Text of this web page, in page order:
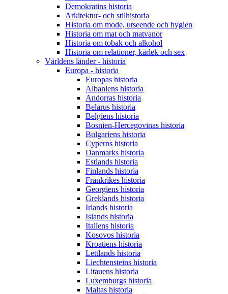
Demokratins historia
Arkitektur- och stilhistoria
Historia om mode, utseende och hygien
Historia om mat och matvanor
Historia om tobak och alkohol
Historia om relationer, kärlek och sex
Världens länder - historia
Europa - historia
Europas historia
Albaniens historia
Andorras historia
Belarus historia
Belgiens historia
Bosnien-Hercegovinas historia
Bulgariens historia
Cyperns historia
Danmarks historia
Estlands historia
Finlands historia
Frankrikes historia
Georgiens historia
Greklands historia
Irlands historia
Islands historia
Italiens historia
Kosovos historia
Kroatiens historia
Lettlands historia
Liechtensteins historia
Litauens historia
Luxemburgs historia
Maltas historia